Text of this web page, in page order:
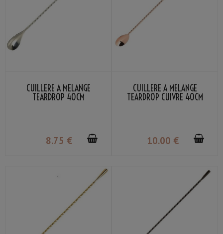
CUILLÈRE À MÉLANGE
TEARDROP 40CM
8.75 €
CUILLÈRE À MÉLANGE
TEARDROP CUIVRE 40CM
10.00 €